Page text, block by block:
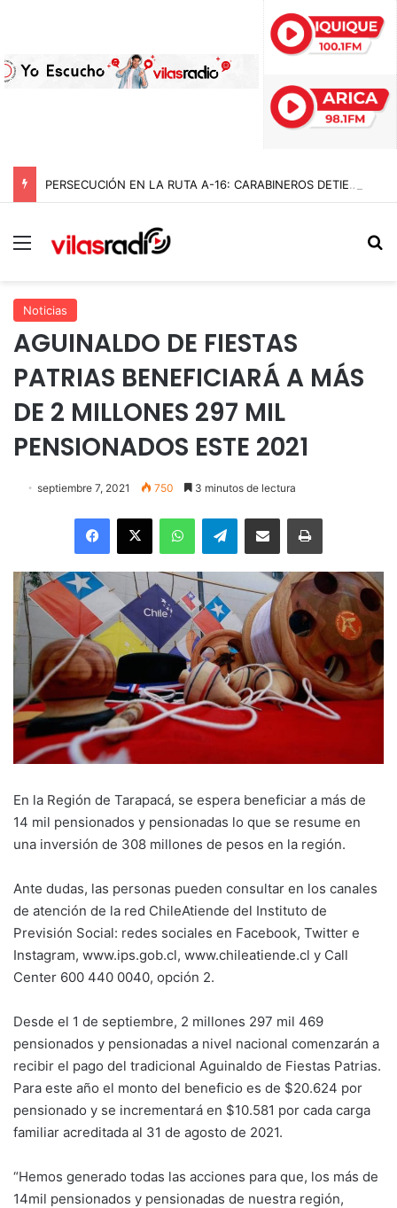
PERSECUCIÓN EN LA RUTA A-16: CARABINEROS DETIENE A CUATRO DELINCUENTES Y RECUPERA AUTO ROBADO EN BAJO MOLLE
Menú
Noticias
AGUINALDO DE FIESTAS
PATRIAS BENEFICIARÁ A MÁS
DE 2 MILLONES 297 MIL
PENSIONADOS ESTE 2021
septiembre 7, 2021 750 3 minutos de lectura
Facebook
X WhatsAppTelegramEnviar vía email Imprimir
En la Región de Tarapacá, se espera beneficiar a más de
14 mil pensionados y pensionadas lo que se resume en
una inversión de 308 millones de pesos en la región.
Ante dudas, las personas pueden consultar en los canales
de atención de la red ChileAtiende del Instituto de
Previsión Social: redes sociales en Facebook, Twitter e
Instagram, www.ips.gob.cl, www.chileatiende.cl y Call
Center 600 440 0040, opción 2.
Desde el 1 de septiembre, 2 millones 297 mil 469
pensionados y pensionadas a nivel nacional comenzarán a
recibir el pago del tradicional Aguinaldo de Fiestas Patrias.
Para este año el monto del beneficio es de $20.624 por
pensionado y se incrementará en $10.581 por cada carga
familiar acreditada al 31 de agosto de 2021.
“Hemos generado todas las acciones para que, los más de
14mil pensionados y pensionadas de nuestra región,